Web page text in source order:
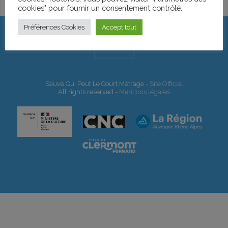
Sauve Qui Peut Le Court Métrage - Site Officiel
All rights reserved - Mentions légales
cookies" pour fournir un consentement contrôlé.
Préférences Cookies Accept tout